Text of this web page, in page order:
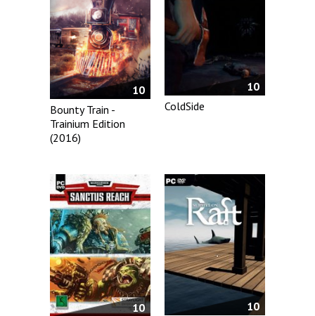
10
Bounty Train -
Trainium Edition
(2016)
10
ColdSide
10
10